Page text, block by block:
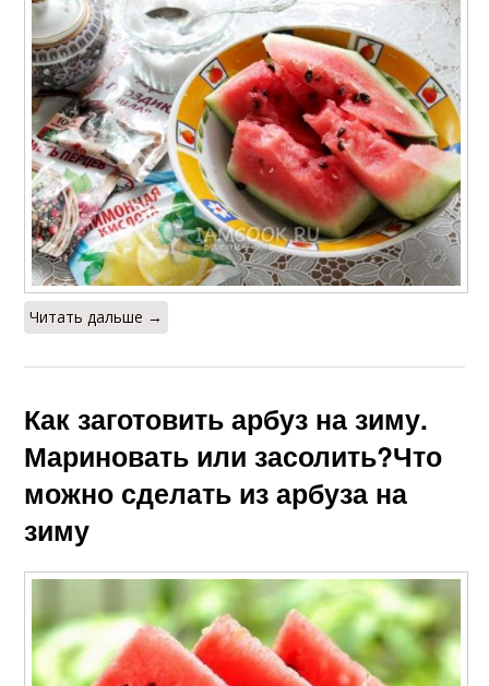
Читать дальше →
Как заготовить арбуз на зиму.
Мариновать или засолить?Что
можно сделать из арбуза на
зиму